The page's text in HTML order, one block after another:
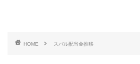
HOME スバル配当金推移